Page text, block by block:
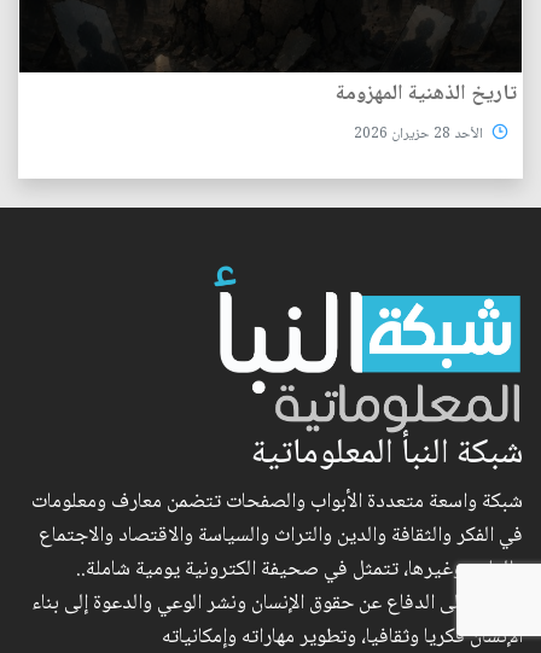
تاريخ الذهنية المهزومة
الأحد 28 حزيران 2026
شبكة النبأ المعلوماتية
شبكة واسعة متعددة الأبواب والصفحات تتضمن معارف ومعلومات
في الفكر والثقافة والدين والتراث والسياسة والاقتصاد والاجتماع
والعلوم وغيرها، تتمثل في صحيفة الكترونية يومية شاملة..
وتهدف إلى الدفاع عن حقوق الإنسان ونشر الوعي والدعوة إلى بناء
الإنسان فكريا وثقافيا، وتطوير مهاراته وإمكانياته